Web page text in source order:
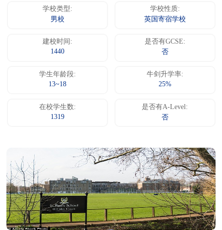
学校类型:
男校
学校性质:
英国寄宿学校
建校时间:
1440
是否有GCSE:
否
学生年龄段:
13~18
牛剑升学率:
25%
在校学生数:
1319
是否有A-Level:
否